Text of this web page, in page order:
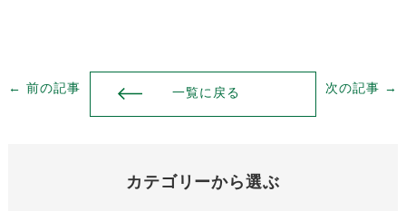
← 前の記事 一覧に戻る 次の記事 →
カテゴリーから選ぶ